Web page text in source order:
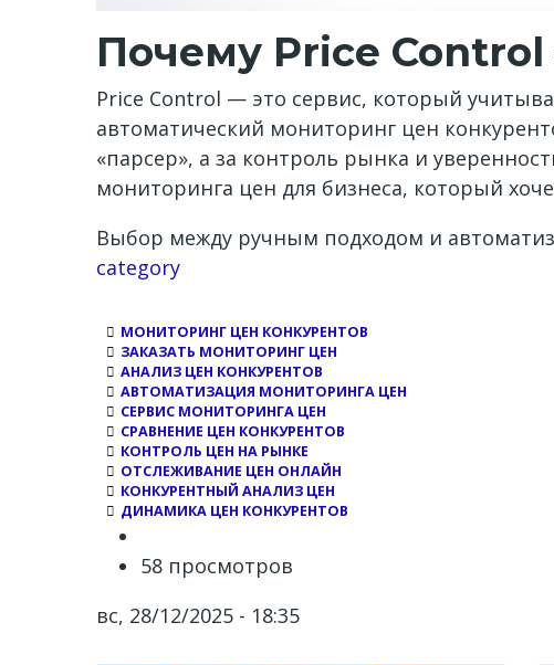
Почему Price
Price Control — это сервис, который
автоматический мониторинг цен
«парсер», а за контроль рынка и
мониторинга цен для бизнеса, который
Выбор между ручным подходом и
Channel
category
МОНИТОРИНГ ЦЕН КОНКУРЕНТОВ
ЗАКАЗАТЬ МОНИТОРИНГ ЦЕН
АНАЛИЗ ЦЕН КОНКУРЕНТОВ
АВТОМАТИЗАЦИЯ МОНИТОРИНГА ЦЕН
СЕРВИС МОНИТОРИНГА ЦЕН
СРАВНЕНИЕ ЦЕН КОНКУРЕНТОВ
КОНТРОЛЬ ЦЕН НА РЫНКЕ
ОТСЛЕЖИВАНИЕ ЦЕН ОНЛАЙН
КОНКУРЕНТНЫЙ АНАЛИЗ ЦЕН
ДИНАМИКА ЦЕН КОНКУРЕНТОВ
58 просмотров
вс, 28/12/2025 - 18:35